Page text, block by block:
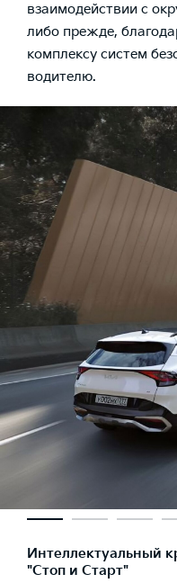
взаимодействии с
либо прежде,
комплексу систем
водителю.
Интеллектуальный
"Стоп и Старт"